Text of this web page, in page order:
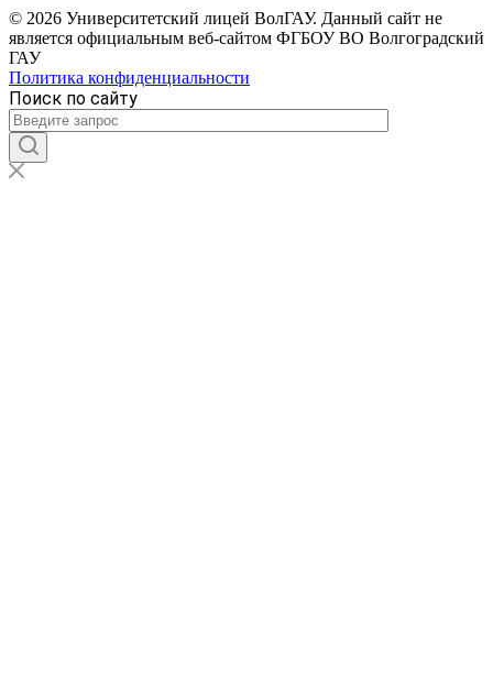
© 2026 Университетский лицей ВолГАУ. Данный сайт не
является официальным веб-сайтом ФГБОУ ВО Волгоградский
ГАУ
Политика конфиденциальности
Поиск по сайту